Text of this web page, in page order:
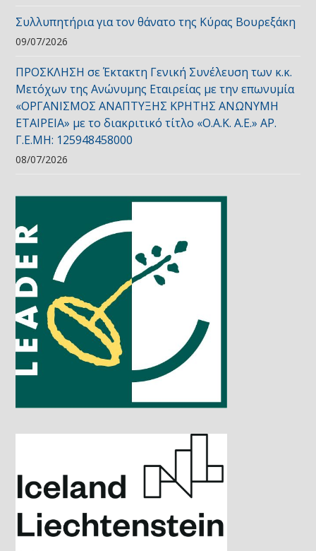
Συλλυπητήρια για τον θάνατο της Κύρας Βουρεξάκη
09/07/2026
ΠΡΟΣΚΛΗΣΗ σε Έκτακτη Γενική Συνέλευση των κ.κ.
Μετόχων της Ανώνυμης Εταιρείας με την επωνυμία
«ΟΡΓΑΝΙΣΜΟΣ ΑΝΑΠΤΥΞΗΣ ΚΡΗΤΗΣ ΑΝΩΝΥΜΗ
ΕΤΑΙΡΕΙΑ» με το διακριτικό τίτλο «Ο.Α.Κ. Α.Ε.» ΑΡ.
Γ.Ε.ΜΗ: 125948458000
08/07/2026